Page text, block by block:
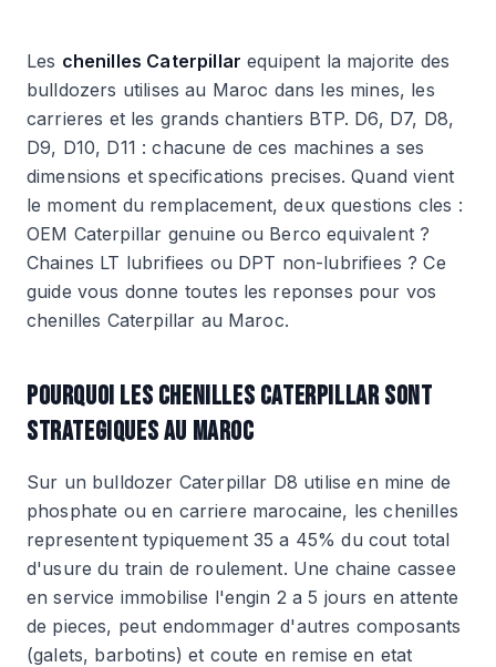
Les chenilles Caterpillar equipent la majorite des
bulldozers utilises au Maroc dans les mines, les
carrieres et les grands chantiers BTP. D6, D7, D8,
D9, D10, D11 : chacune de ces machines a ses
dimensions et specifications precises. Quand vient
le moment du remplacement, deux questions cles :
OEM Caterpillar genuine ou Berco equivalent ?
Chaines LT lubrifiees ou DPT non-lubrifiees ? Ce
guide vous donne toutes les reponses pour vos
chenilles Caterpillar au Maroc.
POURQUOI LES CHENILLES CATERPILLAR SONT
STRATEGIQUES AU MAROC
Sur un bulldozer Caterpillar D8 utilise en mine de
phosphate ou en carriere marocaine, les chenilles
representent typiquement 35 a 45% du cout total
d'usure du train de roulement. Une chaine cassee
en service immobilise l'engin 2 a 5 jours en attente
de pieces, peut endommager d'autres composants
(galets, barbotins) et coute en remise en etat